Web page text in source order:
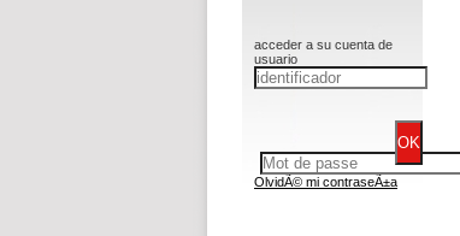
acceder a su cuenta de
usuario
OlvidÃ© mi contraseÃ±a